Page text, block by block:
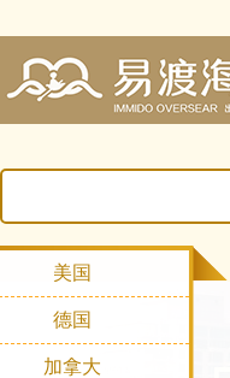
美国
德国
加拿大